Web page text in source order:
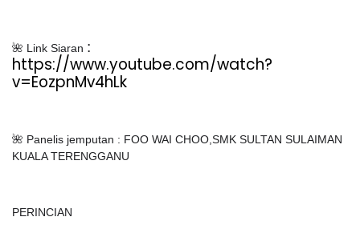
🌺 Link Siaran :
https://www.youtube.com/watch?
v=EozpnMv4hLk
🌺 Panelis jemputan : FOO WAI CHOO,SMK SULTAN SULAIMAN
KUALA TERENGGANU
PERINCIAN